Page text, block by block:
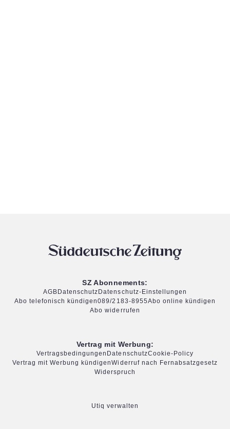
SZ Abonnements:
AGB Datenschutz Datenschutz-Einstellungen
Abo telefonisch kündigen089/2183-8955Abo online kündigen
Abo widerrufen
Vertrag mit Werbung:
Vertragsbedingungen DatenschutzCookie-Policy
Vertrag mit Werbung kündigenWiderruf nach Fernabsatzgesetz
Widerspruch
Utiq verwalten